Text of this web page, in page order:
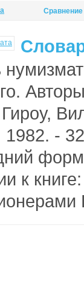
Сравнение
1982. -
к